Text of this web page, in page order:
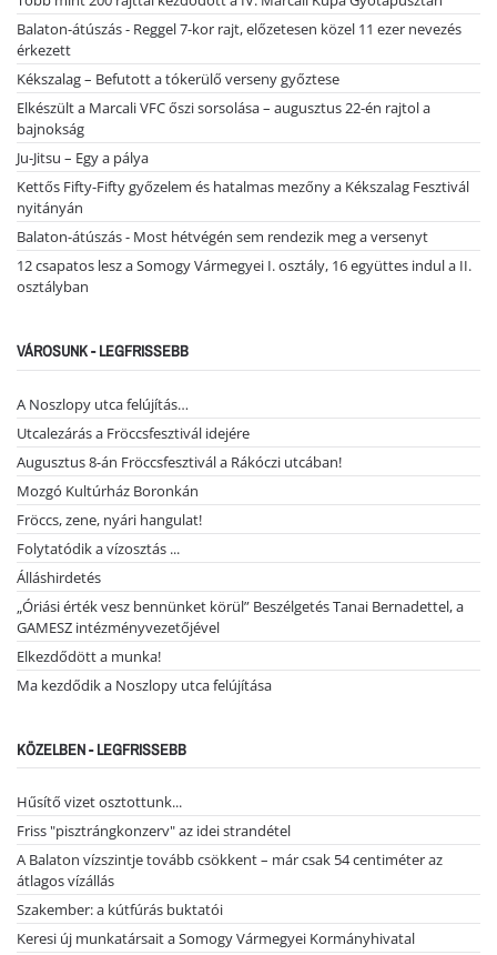
Balaton-átúszás - Reggel 7-kor rajt, előzetesen közel 11 ezer nevezés
érkezett
Kékszalag – Befutott a tókerülő verseny győztese
Elkészült a Marcali VFC őszi sorsolása – augusztus 22-én rajtol a
bajnokság
Ju-Jitsu – Egy a pálya
Kettős Fifty-Fifty győzelem és hatalmas mezőny a Kékszalag Fesztivál
nyitányán
Balaton-átúszás - Most hétvégén sem rendezik meg a versenyt
12 csapatos lesz a Somogy Vármegyei I. osztály, 16 együttes indul a II.
osztályban
VÁROSUNK - LEGFRISSEBB
A Noszlopy utca felújítás…
Utcalezárás a Fröccsfesztivál idejére
Augusztus 8-án Fröccsfesztivál a Rákóczi utcában!
Mozgó Kultúrház Boronkán
Fröccs, zene, nyári hangulat!
Folytatódik a vízosztás ...
Álláshirdetés
„Óriási érték vesz bennünket körül” Beszélgetés Tanai Bernadettel, a
GAMESZ intézményvezetőjével
Elkezdődött a munka!
Ma kezdődik a Noszlopy utca felújítása
KÖZELBEN - LEGFRISSEBB
Hűsítő vizet osztottunk...
Friss "pisztrángkonzerv" az idei strandétel
A Balaton vízszintje tovább csökkent – már csak 54 centiméter az
átlagos vízállás
Szakember: a kútfúrás buktatói
Keresi új munkatársait a Somogy Vármegyei Kormányhivatal